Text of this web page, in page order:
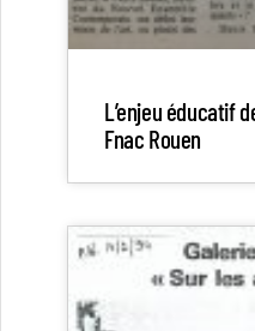
L’enjeu éducatif
Fnac Rouen